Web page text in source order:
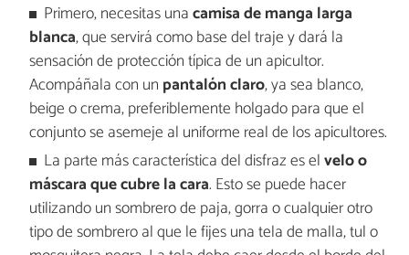
Primero, necesitas unacamisa de manga larga
blanca, que servirá como base del traje y dará la
sensación de protección típica de un apicultor.
Acompáñala con un pantalón claro, ya sea blanco,
beige o crema, preferiblemente holgado para que el
conjunto se asemeje al uniforme real de los apicultores.
La parte más característica del disfraz es elvelo o
máscara que cubre la cara. Esto se puede hacer
utilizando un sombrero de paja, gorra o cualquier otro
tipo de sombrero al que le fijes una tela de malla, tul o